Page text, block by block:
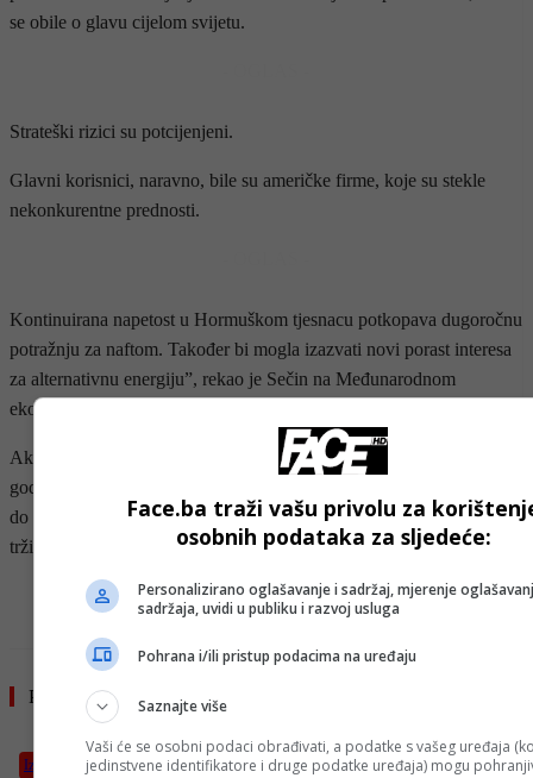
se obile o glavu cijelom svijetu.
Strateški rizici su potcijenjeni.
Glavni korisnici, naravno, bile su američke firme, koje su stekle
nekonkurentne prednosti.
Kontinuirana napetost u Hormuškom tjesnacu potkopava dugoročnu
potražnju za naftom. Također bi mogla izazvati novi porast interesa
za alternativnu energiju”, rekao je Sečin na Međunarodnom
ekonomskom forumu u Sankt Peterburgu.
Ako se tjesnac otvori u bliskoj budućnosti, cijena nafte do kraja
godine bit će 95 do 96 dolara po barelu, a za godinu pasti će na 80
do 85 dolara, a do druge polovice 2027. doći će do povratka
tržišnim osnovama, rekao je on.
- OGLAS -
Pročitajte još
Izdvojeno
Face.ba traži vašu privolu za
osobnih podataka za sljedeće:
Personalizirano oglašavanje i sadržaj, mjerenje
sadržaja, uvidi u publiku i razvoj usluga
Pohrana i/ili pristup podacima na uređaju
Saznajte više
Vaši će se osobni podaci obrađivati, a podatke s vašeg uređaja
jedinstvene identifikatore i druge podatke uređaja) mogu